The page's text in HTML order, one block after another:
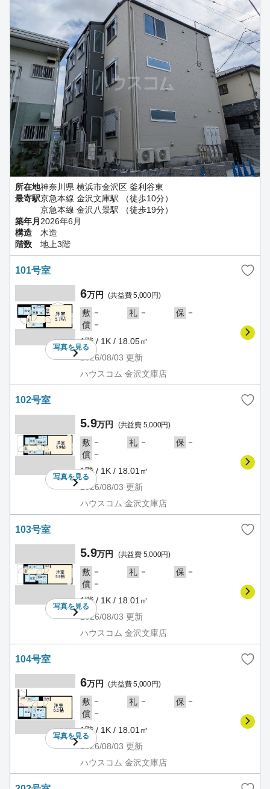
所在地神奈川県 横浜市金沢区 釜利谷東
最寄駅京急本線 金沢文庫駅 （徒歩10分）
京急本線 金沢八景駅 （徒歩19分）
築年月 2026年6月
構造
木造
階数
地上3階
101号室
写真を見る
6万円 (共益費 5,000円)
敷 － 礼 － 保 －
償 －
1階 / 1K / 18.05㎡
2026/08/03 更新
ハウスコム 金沢文庫店
102号室
写真を見る
5.9万円 (共益費 5,000円)
敷 － 礼 － 保 －
償 －
1階 / 1K / 18.01㎡
2026/08/03 更新
ハウスコム 金沢文庫店
103号室
写真を見る
5.9万円 (共益費 5,000円)
敷 － 礼 － 保 －
償 －
1階 / 1K / 18.01㎡
2026/08/03 更新
ハウスコム 金沢文庫店
104号室
写真を見る
6万円 (共益費 5,000円)
敷 － 礼 － 保 －
償 －
1階 / 1K / 18.01㎡
2026/08/03 更新
ハウスコム 金沢文庫店